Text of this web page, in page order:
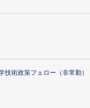
技術政策フェロー（非常勤）